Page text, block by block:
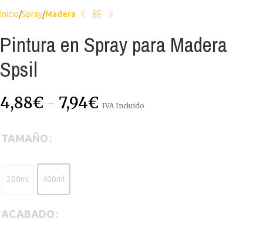
Inicio Spray Madera
Pintura en Spray para Madera
Spsil
4,88€ - 7,94€ IVA Incluido
TAMAÑO
200ml 400ml
ACABADO